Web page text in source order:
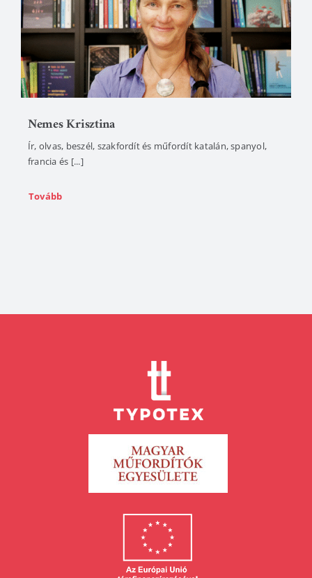
Nemes Krisztina
Ír, olvas, beszél, szakfordít és műfordít katalán, spanyol,
francia és [...]
Tovább